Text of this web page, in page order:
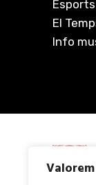
Esports
El
Info